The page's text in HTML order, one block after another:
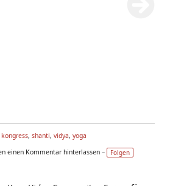
kongress, shanti, vidya, yoga
einen Kommentar hinterlassen –
Folgen